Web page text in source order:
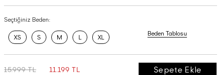
Seçtiğiniz Beden:
XS S M L XL
Beden Tablosu
15.999 TL 11.199 TL Sepete Ekle